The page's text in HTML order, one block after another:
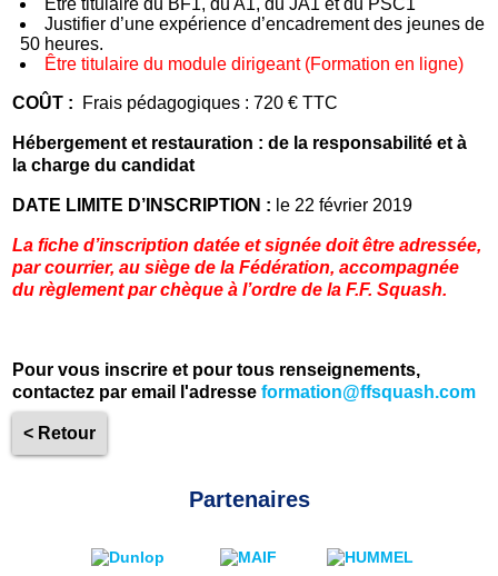
Justifier d’une expérience d’encadrement des jeunes de
50 heures.
Être titulaire du module dirigeant (Formation en ligne)
COÛT : Frais pédagogiques : 720 € TTC
Hébergement et restauration : de la responsabilité et à
la charge du candidat
DATE LIMITE D’INSCRIPTION : le 22 février 2019
La fiche d’inscription datée et signée doit être adressée,
par courrier, au siège de la Fédération, accompagnée
du règlement par chèque à l’ordre de la F.F. Squash.
Pour vous inscrire et pour tous renseignements,
contactez par email l'adresseformation@ffsquash.com
< Retour
Partenaires